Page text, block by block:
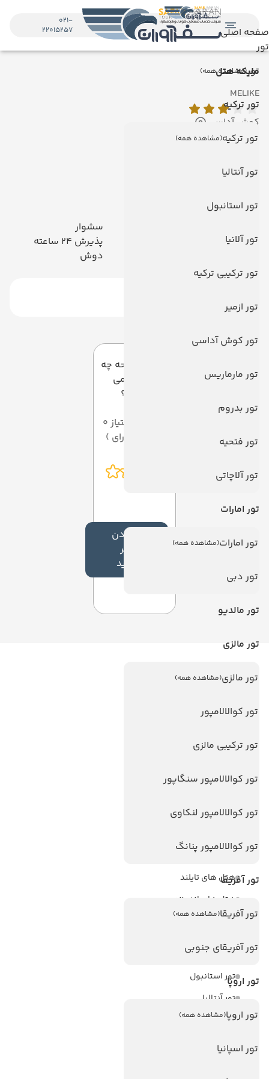
صفحه اصلی
تور
تور(مشاهده همه)
تور ترکیه
تور ترکیه(مشاهده همه)
تور آنتالیا
تور استانبول
تور آلانیا
تور ترکیبی ترکیه
تور ازمیر
تور کوش آداسی
تور مارماریس
تور بدروم
تور فتحیه
تور آلاچاتی
تور امارات
تور امارات(مشاهده همه)
تور دبی
تور مالدیو
تور مالزی
تور مالزی(مشاهده همه)
تور کوالالامپور
تور ترکیبی مالزی
تور کوالالامپور سنگاپور
تور کوالالامپور لنکاوی
تور کوالالامپور پنانگ
تور آفریقا
تور آفریقا(مشاهده همه)
تور آفریقای جنوبی
تور اروپا
تور اروپا(مشاهده همه)
تور اسپانیا
021-
22015257
ملیکه هتل
MELIKE
کوش آداسی
نمایش روی نقشه
امکانات هتل
آسانسور
سشوار
پذیرش 24 ساعته
دوش
به این صفحه چه
امتیازی می
دهید؟
میانگین امتیاز 0
افزودن
نظر
جدید
لینک های مفید
ویزا کانادا
مجله گردشگری
هتل های پر بازدید
هتل های استانبول
هتل های تایلند
هتل های اندونزی
هتل های سریلانکا
تورهای پربازدید
تور استانبول
تور آنتالیا
تور پوکت